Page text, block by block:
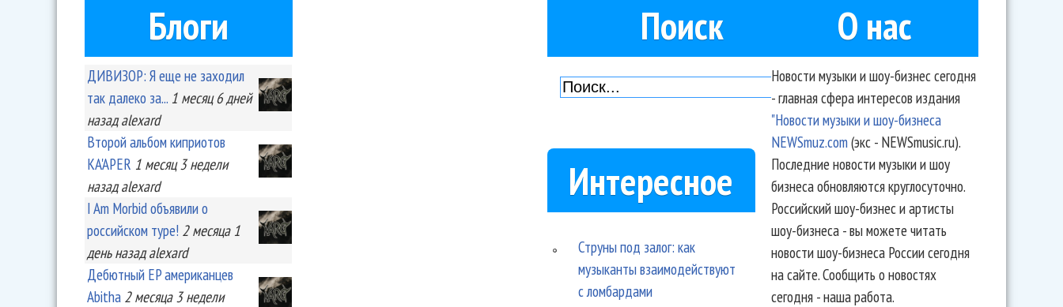
Блоги
ДИВИЗОР: Я еще не заходил
так далеко за... 1 месяц 6 дней
назад alexard
Второй альбом киприотов
KA'APER 1 месяц 3 недели
назад alexard
I Am Morbid объявили о
российском туре! 2 месяца 1
деньназад alexard
Дебютный EP американцев
Abitha 2 месяца 3 недели
Поиск
Интересное
Струны под залог: как
музыканты взаимодействуют
с ломбардами
О нас
Новости музыки и шоу-бизнес сегодня
- главная сфера интересов издания
"Новости музыки и шоу-бизнеса
NEWSmuz.com(экс - NEWSmusic.ru).
Последние новости музыки и шоу
бизнеса обновляются круглосуточно.
Российский шоу-бизнес и артисты
шоу-бизнеса - вы можете читать
новости шоу-бизнеса России сегодня
на сайте. Сообщить о новостях
сегодня - наша работа.